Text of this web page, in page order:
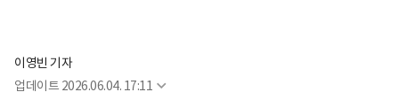
이영빈 기자
업데이트 2026.06.04. 17:11